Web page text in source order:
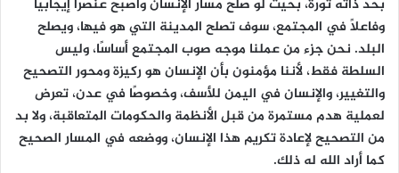
بحد ذاته ثورة، بحيث لو صلح مسار الإنسان وأصبح عنصرًا إيجابيًا
وفاعلًا في المجتمع، سوف تصلح المدينة التي هو فيها، ويصلح
البلد. نحن جزء من عملنا موجه صوب المجتمع أساسًا، وليس
السلطة فقط، لأننا مؤمنون بأن الإنسان هو ركيزة ومحور التصحيح
والتغيير، والإنسان في اليمن للأسف، وخصوصًا في عدن، تعرض
لعملية هدم مستمرة من قبل الأنظمة والحكومات المتعاقبة، ولا بد
من التصحيح لإعادة تكريم هذا الإنسان، ووضعه في المسار الصحيح
كما أراد الله له ذلك.